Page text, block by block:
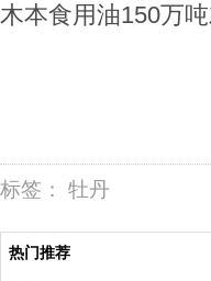
木本食用油150万
标签： 牡丹
热门推荐